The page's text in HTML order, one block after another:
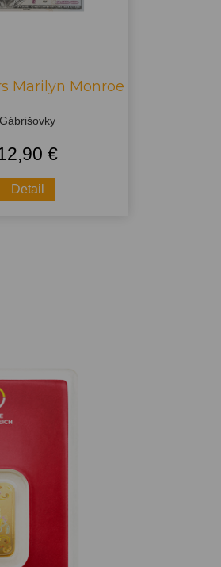
Marilyn Monroe
Gábrišovky
€
Detail